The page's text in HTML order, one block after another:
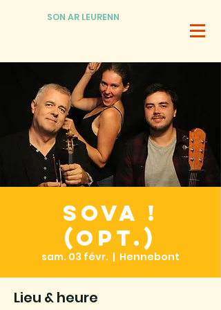
SON AR LEURENN
SOVA !
(Opt.)
sam. 03 févr.
  |
Hennebont
Lieu & heure